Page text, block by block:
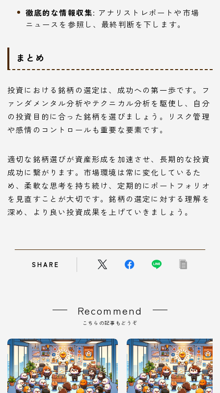
徹底的な情報収集: アナリストレポートや市場
ニュースを参照し、最終判断を下します。
まとめ
投資における銘柄の選定は、成功への第一歩です。フ
ァンダメンタル分析やテクニカル分析を駆使し、自分
の投資目的に合った銘柄を選びましょう。リスク管理
や感情のコントロールも重要な要素です。
適切な銘柄選びが資産形成を加速させ、長期的な投資
成功に繋がります。市場環境は常に変化しているた
め、柔軟な思考を持ち続け、定期的にポートフォリオ
を見直すことが大切です。銘柄の選定に対する理解を
深め、より良い投資成果を上げていきましょう。
SHARE
Recommend
こちらの記事もどうぞ